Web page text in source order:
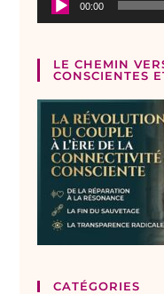
00:00
LE CHEMIN
CONSCIENTES
CATÉGORIES